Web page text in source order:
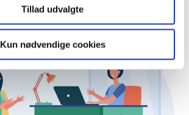
Tillad udvalgte
Kun nødvendige cookies